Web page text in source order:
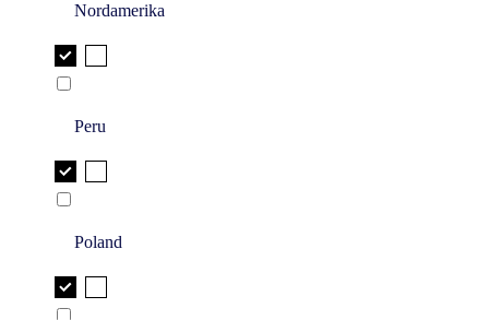
Nordamerika
Peru
Poland